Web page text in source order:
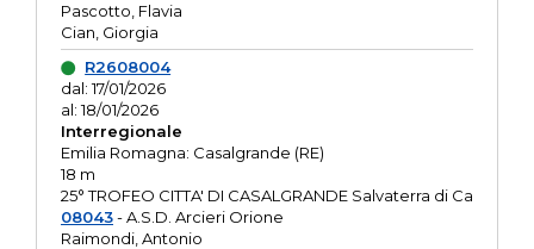
Pascotto, Flavia
Cian, Giorgia
R2608004
dal: 17/01/2026
al: 18/01/2026
Interregionale
Emilia Romagna: Casalgrande (RE)
18 m
25° TROFEO CITTA' DI CASALGRANDE Salvaterra di Ca
08043- A.S.D. Arcieri Orione
Raimondi, Antonio